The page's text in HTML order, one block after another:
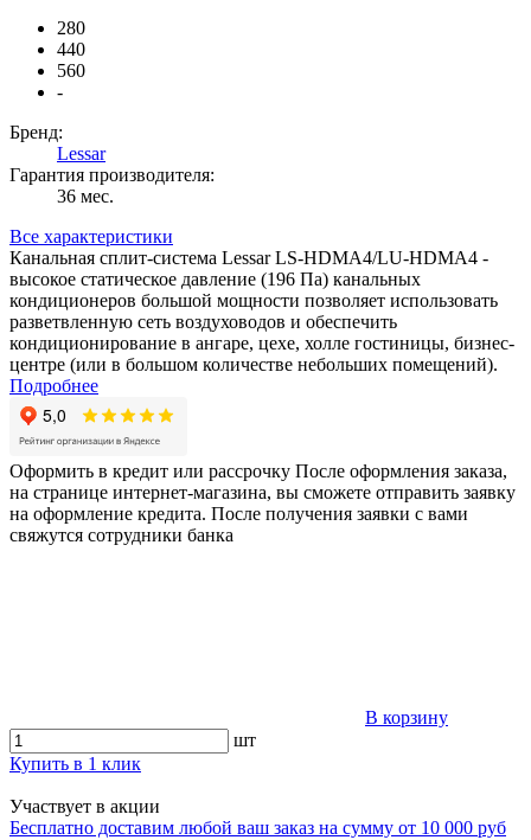
280
440
560
-
Бренд:
Lessar
Гарантия производителя:
36 мес.
Все характеристики
Канальная сплит-система Lessar LS-HDMA4/LU-HDMA4 -
высокое статическое давление (196 Па) канальных
кондиционеров большой мощности позволяет использовать
разветвленную сеть воздуховодов и обеспечить
кондиционирование в ангаре, цехе, холле гостиницы, бизнес-
центре (или в большом количестве небольших помещений).
Подробнее
Оформить в кредит или рассрочку После оформления заказа,
на странице интернет-магазина, вы сможете отправить заявку
на оформление кредита. После получения заявки с вами
свяжутся сотрудники банка
В корзину
шт
Купить в 1 клик
Участвует в акции
Бесплатно доставим любой ваш заказ на сумму от 10 000 руб